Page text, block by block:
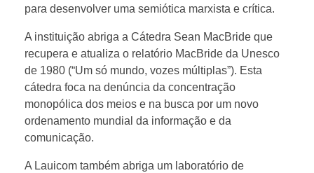
para desenvolver uma semiótica marxista e crítica.
A instituição abriga a Cátedra Sean MacBride que
recupera e atualiza o relatório MacBride da Unesco
de 1980 (“Um só mundo, vozes múltiplas”). Esta
cátedra foca na denúncia da concentração
monopólica dos meios e na busca por um novo
ordenamento mundial da informação e da
comunicação.
A Lauicom também abriga um laboratório de